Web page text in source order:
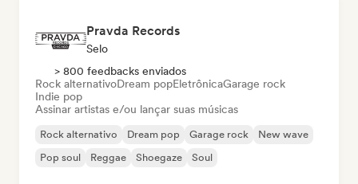
Pravda Records
Selo
> 800 feedbacks enviados
Rock alternativoDream popEletrônicaGarage rock
Indie pop
Assinar artistas e/ou lançar suas músicas
Rock alternativo Dream pop Garage rock
New wave
Pop soul
Reggae Shoegaze Soul